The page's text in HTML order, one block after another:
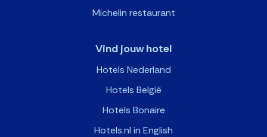
Michelin restaurant
Vind jouw hotel
Hotels Nederland
Hotels België
Hotels Bonaire
Hotels.nl in English